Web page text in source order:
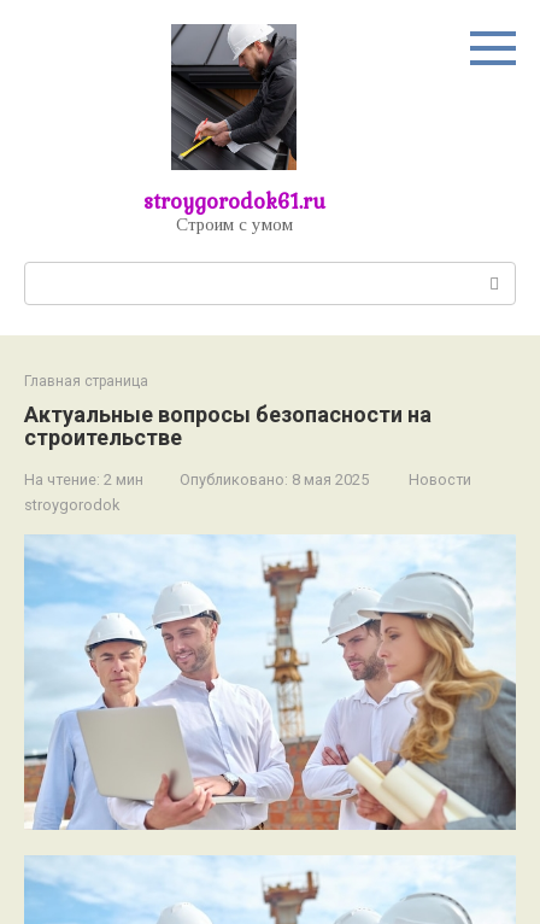
stroygorodok61.ru
Строим с умом
Главная страница
Актуальные вопросы безопасности на
строительстве
На чтение: 2 мин Опубликовано: 8 мая 2025
Новости
stroygorodok